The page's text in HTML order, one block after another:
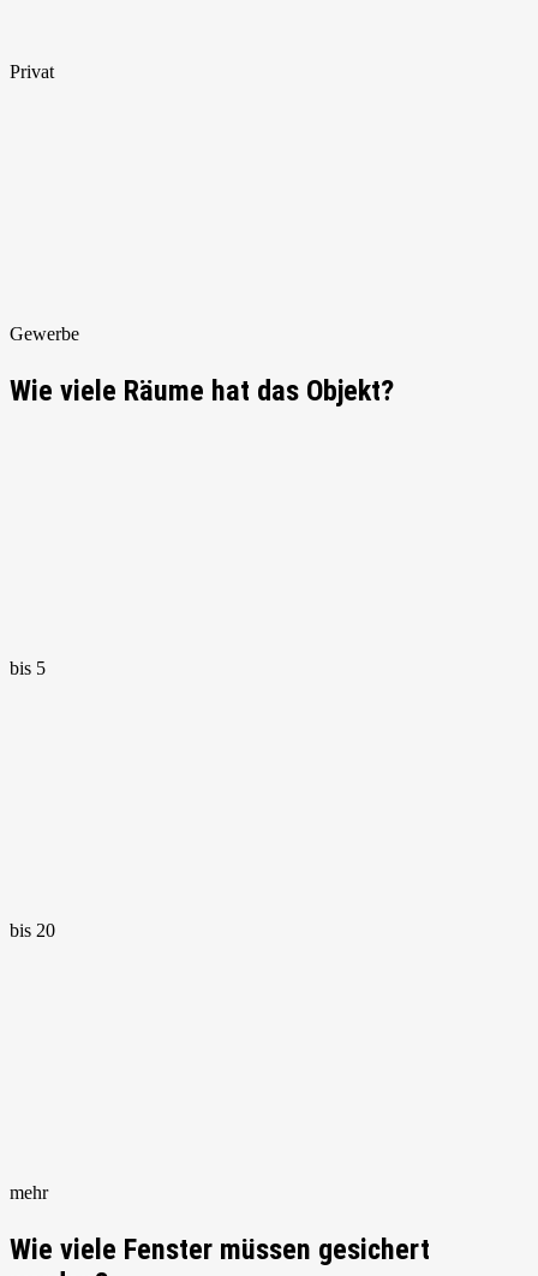
Privat
Gewerbe
Wie viele Räume hat das Objekt?
bis 5
bis 20
mehr
Wie viele Fenster müssen gesichert